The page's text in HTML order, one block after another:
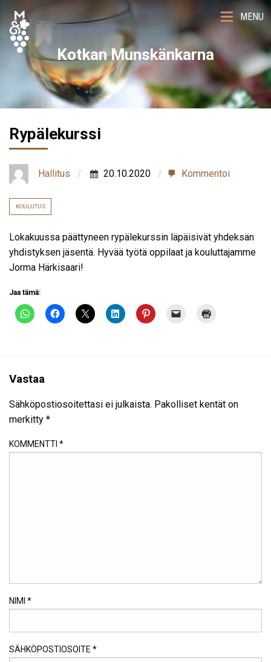
Kotkan Munskänkarna
MENU
Rypälekurssi
Hallitus 20.10.2020 Kommentoi
KOULUTUS
Lokakuussa päättyneen rypälekurssin läpäisivät yhdeksän
yhdistyksen jäsentä. Hyvää työtä oppilaat ja kouluttajamme
Jorma Härkisaari!
Jaa tämä:
Vastaa
Sähköpostiosoitettasi ei julkaista. Pakolliset kentät on
merkitty *
KOMMENTTI *
NIMI *
SÄHKÖPOSTIOSOITE *